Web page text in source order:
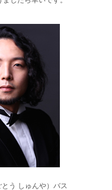
う しゅんや）バス